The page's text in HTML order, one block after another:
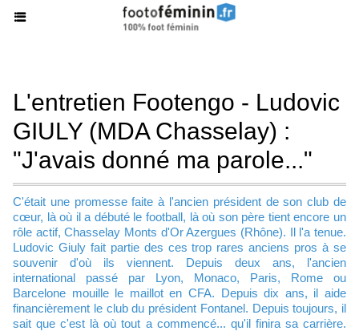
L'entretien Footengo - Ludovic
GIULY (MDA Chasselay) :
"J'avais donné ma parole..."
C'était une promesse faite à l'ancien président de son club de
cœur, là où il a débuté le football, là où son père tient encore un
rôle actif, Chasselay Monts d'Or Azergues (Rhône). Il l'a tenue.
Ludovic Giuly fait partie des ces trop rares anciens pros à se
souvenir d'où ils viennent. Depuis deux ans, l'ancien
international passé par Lyon, Monaco, Paris, Rome ou
Barcelone mouille le maillot en CFA. Depuis dix ans, il aide
financièrement le club du président Fontanel. Depuis toujours, il
sait que c'est là où tout a commencé... qu'il finira sa carrière.